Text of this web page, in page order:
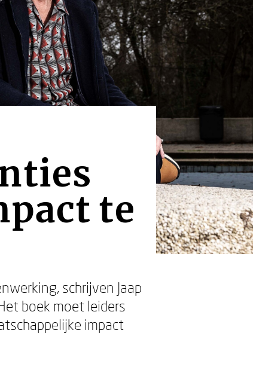
te
schrijven Jaap
boek moet leiders
impact